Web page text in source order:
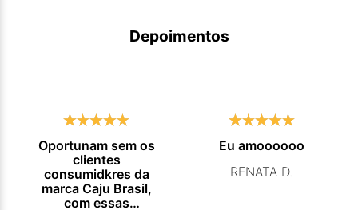
Depoimentos
Oportunam sem os
clientes
consumidkres da
marca Caju Brasil,
com essas
Eu amoooooo
RENATA D.